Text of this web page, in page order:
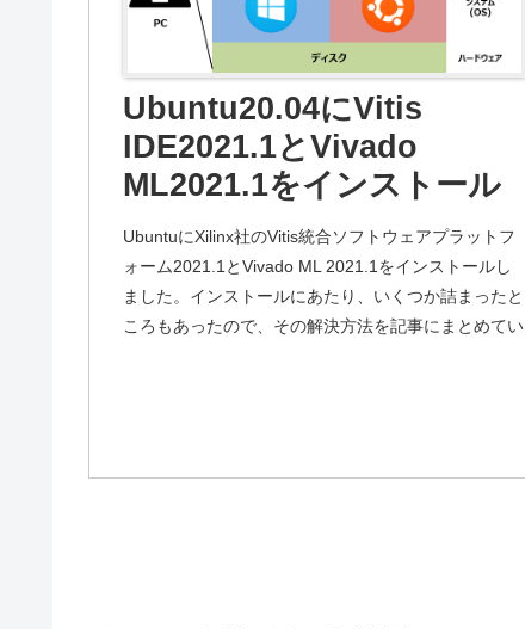
Ubuntu20.04にVitis
IDE2021.1とVivado
ML2021.1をインストール
UbuntuにXilinx社のVitis統合ソフトウェアプラットフ
ォーム2021.1とVivado ML 2021.1をインストールし
ました。インストールにあたり、いくつか詰まったと
ころもあったので、その解決方法を記事にまとめてい